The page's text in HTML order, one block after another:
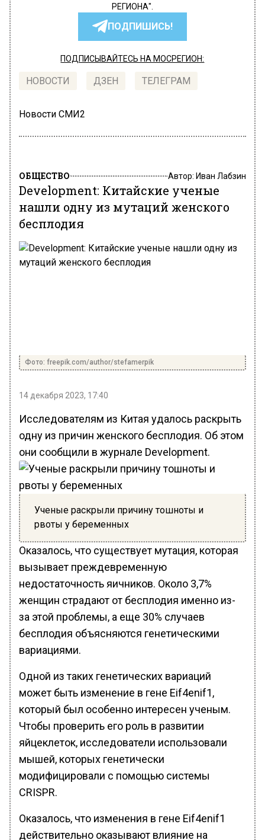
РЕГИОНА".
ПОДПИШИСЬ!
ПОДПИСЫВАЙТЕСЬ НА МОСРЕГИОН:
НОВОСТИ ДЗЕН ТЕЛЕГРАМ
Новости СМИ2
ОБЩЕСТВО Автор: Иван Лабзин
Development: Китайские ученые
нашли одну из мутаций женского
бесплодия
Фото: freepik.com/author/stefamerpik
14 декабря 2023, 17:40
Исследователям из Китая удалось раскрыть
одну из причин женского бесплодия. Об этом
они сообщили в журнале Development.
Ученые раскрыли причину тошноты и
рвоты у беременных
Оказалось, что существует мутация, которая
вызывает преждевременную
недостаточность яичников. Около 3,7%
женщин страдают от бесплодия именно из-
за этой проблемы, а еще 30% случаев
бесплодия объясняются генетическими
вариациями.
Одной из таких генетических вариаций
может быть изменение в гене Eif4enif1,
который был особенно интересен ученым.
Чтобы проверить его роль в развитии
яйцеклеток, исследователи использовали
мышей, которых генетически
модифицировали с помощью системы
CRISPR.
Оказалось, что изменения в гене Eif4enif1
действительно оказывают влияние на